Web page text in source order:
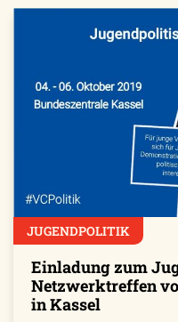
JUGENDPOLITIK
Einladung zum
Netzwerktreffen
in Kassel